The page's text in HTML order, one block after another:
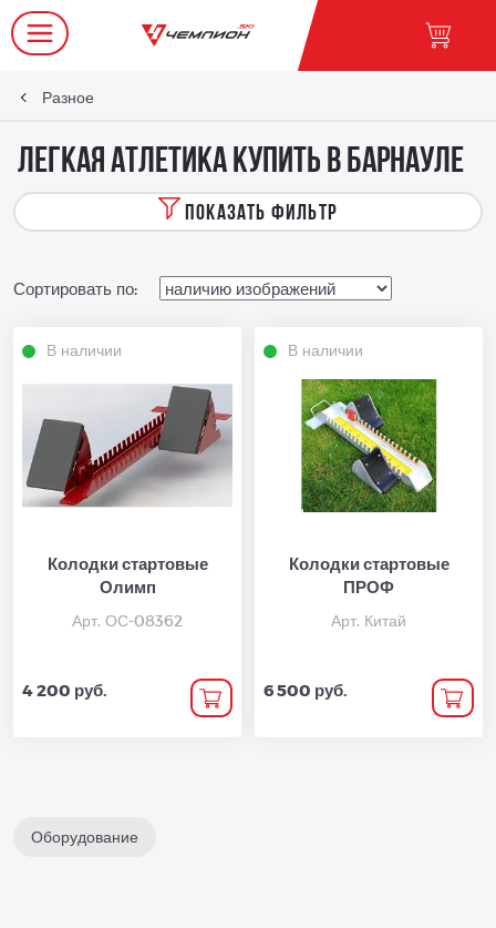
Разное
Легкая атлетика купить в Барнауле
ПОКАЗАТЬ ФИЛЬТР
Сортировать по:
В наличии
Колодки стартовые
Олимп
Арт. ОС-08362
4 200 руб.
В наличии
Колодки стартовые
ПРОФ
Арт. Китай
6 500 руб.
Оборудование